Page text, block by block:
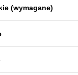
(wymagane)